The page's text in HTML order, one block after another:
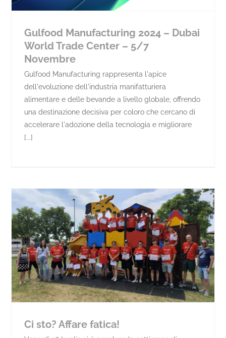
Gulfood Manufacturing 2024 – Dubai
World Trade Center – 5/7
Novembre
Gulfood Manufacturing rappresenta l'apice
dell'evoluzione dell'industria manifatturiera
alimentare e delle bevande a livello globale, offrendo
una destinazione decisiva per coloro che cercano di
accelerare l'adozione della tecnologia e migliorare
[...]
Ci sto? Affare fatica!